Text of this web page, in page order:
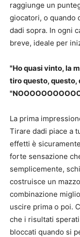
raggiunge un
giocatori, o quando
dadi sopra. In ogni
breve, ideale per
"Ho quasi vinto, la
tiro questo,
La prima
Tirare dadi piace a
effetti è
forte sensazione
semplicemente,
costruisce un
combinazione
uscire prima o poi.
che i risultati
bloccati quando si